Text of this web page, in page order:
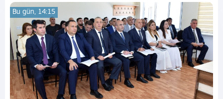
Bu gün, 14:15